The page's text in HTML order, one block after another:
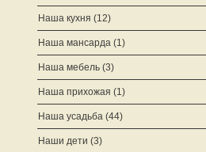
Наша кухня (12)
Наша мансарда (1)
Наша мебель (3)
Наша прихожая (1)
Наша усадьба (44)
Наши дети (3)